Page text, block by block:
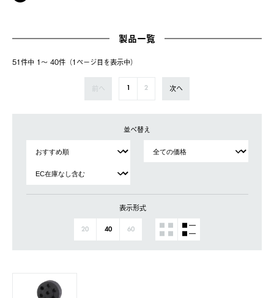
製品一覧
51件中 1〜 40件（1ページ⽬を表⽰中）
前へ 1 2 次へ
並べ替え
表示形式
20 40 60